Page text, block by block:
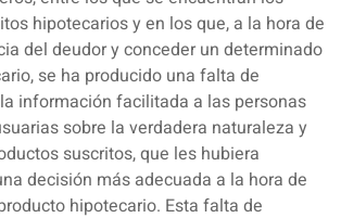
hipotecarios y en los que, a la hora de
del deudor y conceder un determinado
se ha producido una falta de
información facilitada a las personas
sobre la verdadera naturaleza y
suscritos, que les hubiera
decisión más adecuada a la hora de
hipotecario. Esta falta de